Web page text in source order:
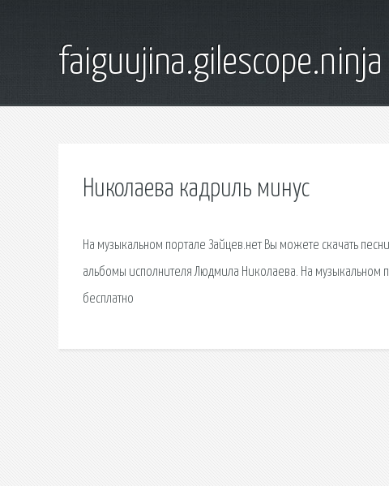
faiguujina.gilescope.ninja
Николаева кадриль минус
На музыкальном портале Зайцев.нет Вы можете скачать
альбомы исполнителя Людмила Николаева. На музыкальном
бесплатно